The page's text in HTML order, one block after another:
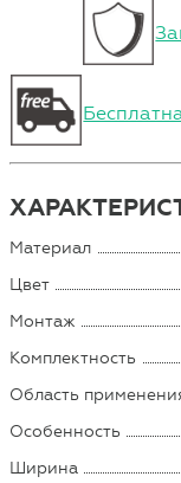
Материал
Цвет
Монтаж
Комплектность
Область
Особенность
Ширина